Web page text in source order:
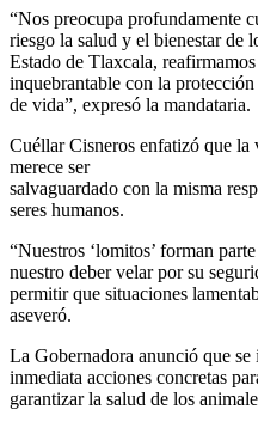
“Nos preocupa profundamente
riesgo la salud y el bienestar de
Estado de Tlaxcala,
inquebrantable con la
de vida”, expresó la mandataria.
Cuéllar Cisneros enfatizó que la
merece ser
salvaguardado con la misma
seres humanos.
“Nuestros ‘lomitos’ forman
nuestro deber velar por su
permitir que situaciones
aseveró.
La Gobernadora anunció que se
inmediata acciones concretas
garantizar la salud de los